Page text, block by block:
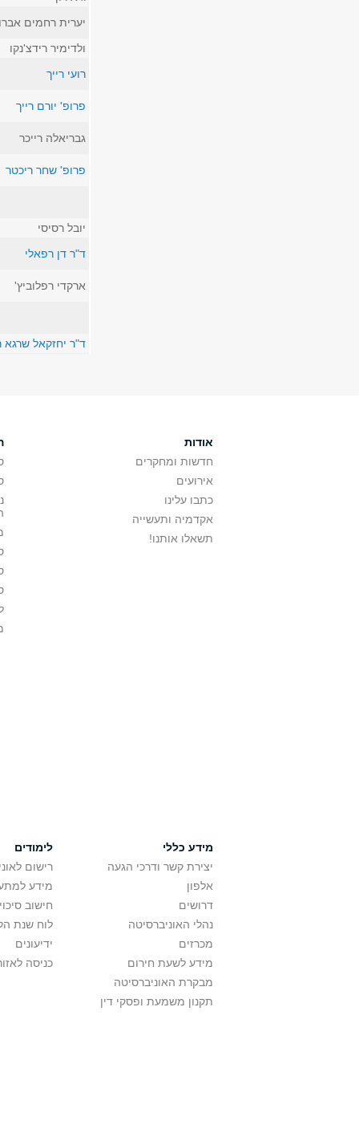
יערית רחמים
ולדימיר רידצ'נקו
רועי רייך
פרופ' יורם רייך
גבריאלה רייכר
פרופ' שחר ריכטר
יובל רסיסי
ד"ר דן רפאלי
ארקדי רפלוביץ'
ד"ר יחזקאל שרגא
אודות
חדשות ומחקרים
אירועים
כתבו עלינו
אקדמיה ותעשייה
תשאלו אותנו!
מידע כללי
יצירת קשר ודרכי הגעה
אלפון
דרושים
נהלי האוניברסיטה
מכרזים
מידע לשעת חירום
מבקרת האוניברסיטה
תקנון משמעת ופסקי דין
לימודים
רישום
מידע
חישוב
לוח שנת
ידיעונים
כניסה